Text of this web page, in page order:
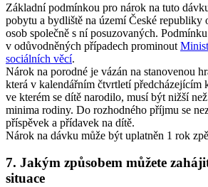
Základní podmínkou pro nárok na tuto
pobytu a bydliště na území České republiky
osob společně s ní posuzovaných.
v odůvodněných případech prominout
sociálních věcí.
Nárok na porodné je vázán na stanovenou
která v kalendářním čtvrtletí předcházejícím
ve kterém se dítě narodilo, musí být nižší
minima rodiny. Do rozhodného příjmu se
příspěvek a přídavek na dítě.
Nárok na dávku může být uplatněn 1 rok
7. Jakým způsobem můžete
situace